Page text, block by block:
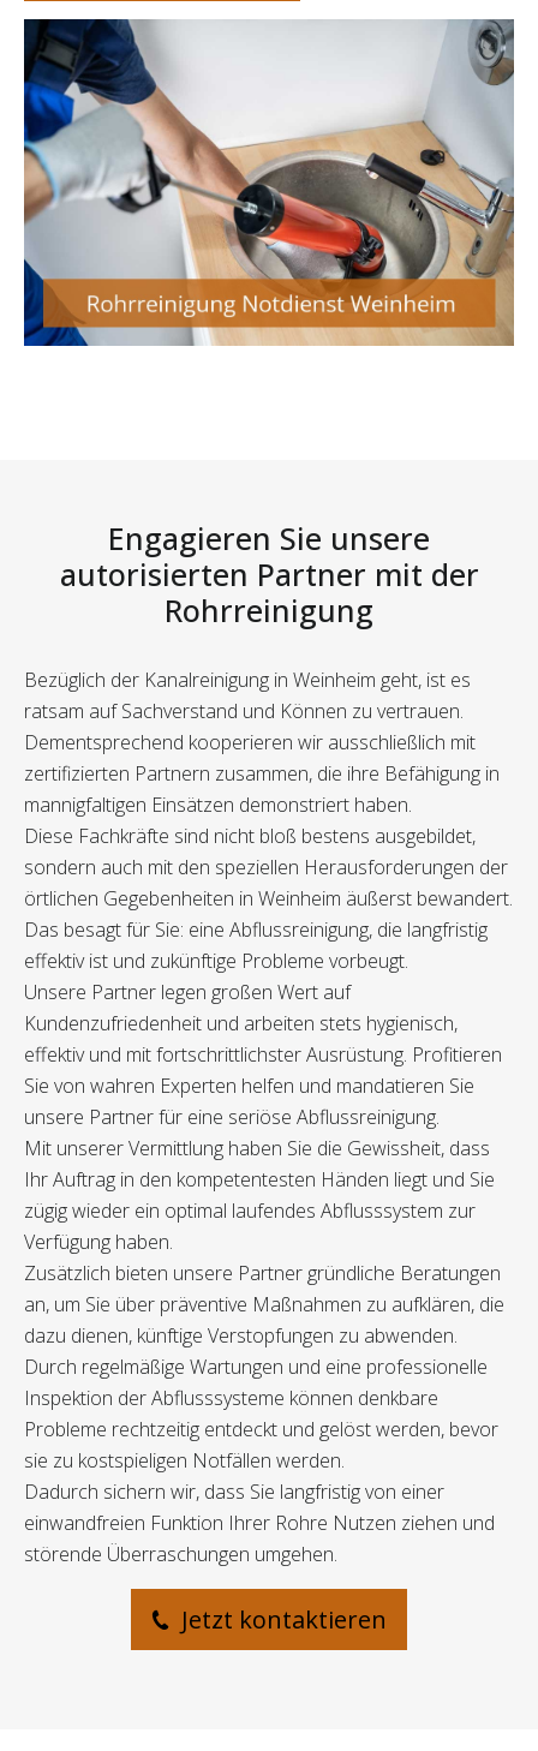
Engagieren Sie unsere
autorisierten Partner mit der
Rohrreinigung
Bezüglich der Kanalreinigung in Weinheim geht, ist es
ratsam auf Sachverstand und Können zu vertrauen.
Dementsprechend kooperieren wir ausschließlich mit
zertifizierten Partnern zusammen, die ihre Befähigung in
mannigfaltigen Einsätzen demonstriert haben.
Diese Fachkräfte sind nicht bloß bestens ausgebildet,
sondern auch mit den speziellen Herausforderungen der
örtlichen Gegebenheiten in Weinheim äußerst bewandert.
Das besagt für Sie: eine Abflussreinigung, die langfristig
effektiv ist und zukünftige Probleme vorbeugt.
Unsere Partner legen großen Wert auf
Kundenzufriedenheit und arbeiten stets hygienisch,
effektiv und mit fortschrittlichster Ausrüstung. Profitieren
Sie von wahren Experten helfen und mandatieren Sie
unsere Partner für eine seriöse Abflussreinigung.
Mit unserer Vermittlung haben Sie die Gewissheit, dass
Ihr Auftrag in den kompetentesten Händen liegt und Sie
zügig wieder ein optimal laufendes Abflusssystem zur
Verfügung haben.
Zusätzlich bieten unsere Partner gründliche Beratungen
an, um Sie über präventive Maßnahmen zu aufklären, die
dazu dienen, künftige Verstopfungen zu abwenden.
Durch regelmäßige Wartungen und eine professionelle
Inspektion der Abflusssysteme können denkbare
Probleme rechtzeitig entdeckt und gelöst werden, bevor
sie zu kostspieligen Notfällen werden.
Dadurch sichern wir, dass Sie langfristig von einer
einwandfreien Funktion Ihrer Rohre Nutzen ziehen und
störende Überraschungen umgehen.
Jetzt kontaktieren